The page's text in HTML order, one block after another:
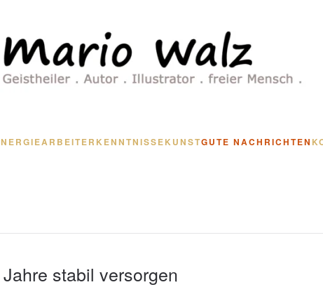
ERKENNTNISSEKUNSTGUTE NACHRICHTEN
stabil versorgen